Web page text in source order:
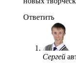
Ответить
Сергей